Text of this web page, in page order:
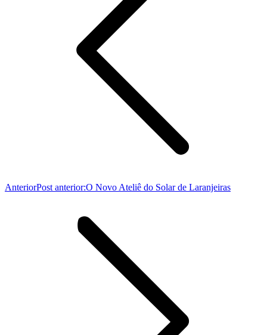
AnteriorPost anterior:O Novo Ateliê do Solar de Laranjeiras